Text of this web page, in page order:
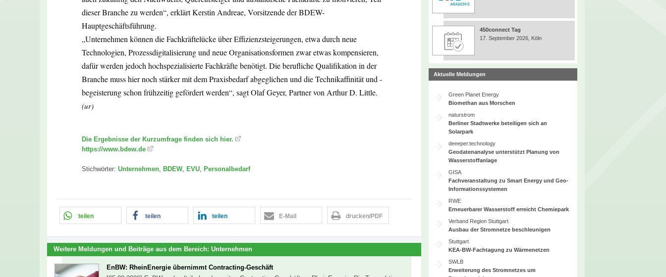
dieser Branche zu werden“, erklärt Kerstin Andreae, Vorsitzende der BDEW-
Hauptgeschäftsführung.
„Unternehmen können die Fachkräftelücke über Effizienzsteigerungen, etwa durch neue
Technologien, Prozessdigitalisierung und neue Organisationsformen zwar etwas kompensieren,
dafür werden jedoch hochspezialisierte Fachkräfte benötigt. Die berufliche Qualifikation in der
Branche muss hier noch stärker mit dem Praxisbedarf abgeglichen und die Technikaffinität und -
begeisterung schon frühzeitig gefördert werden“, sagt Olaf Geyer, Partner von Arthur D. Little.
(ur)
Die Ergebnisse der Kurzumfrage finden sich hier.
https://www.bdew.de
Stichwörter: Unternehmen, BDEW, EVU, Personalbedarf
teilen teilen teilen E-Mail drucken/PDF
Weitere Meldungen und Beiträge aus dem Bereich: Unternehmen
EnBW: RheinEnergie übernimmt Contracting-Geschäft
450connect Tag
17. September 2026, Köln
Aktuelle Meldungen
Green Planet Energy
Biomethan aus Morschen
naturstrom
Berliner Stadtwerke beteiligen sich an
Solarpark
deeeper.technology
Geodatenanalyse unterstützt Planung von
Wasserstoffanlage
GISA
Fachveranstaltung zu Smart Energy und Geo-
Informationssystemen
RWE
Erneuerbarer Wasserstoff erreicht Chemiepark
Verband Region Stuttgart
Ausbau der Stromnetze beschleunigen
Stuttgart
KEA-BW-Fachtagung zu Wärmenetzen
SWLB
Erweiterung des Stromnetzes um